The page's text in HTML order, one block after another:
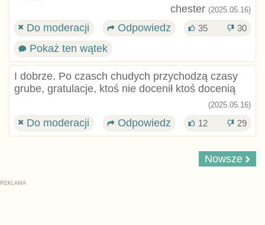
chester (2025.05.16)
Do moderacji Odpowiedz 35 30
Pokaż ten wątek
I dobrze. Po czasch chudych przychodzą czasy
grube, gratulacje, ktoś nie docenił ktoś docenią
(2025.05.16)
Do moderacji Odpowiedz 12 29
Nowsze